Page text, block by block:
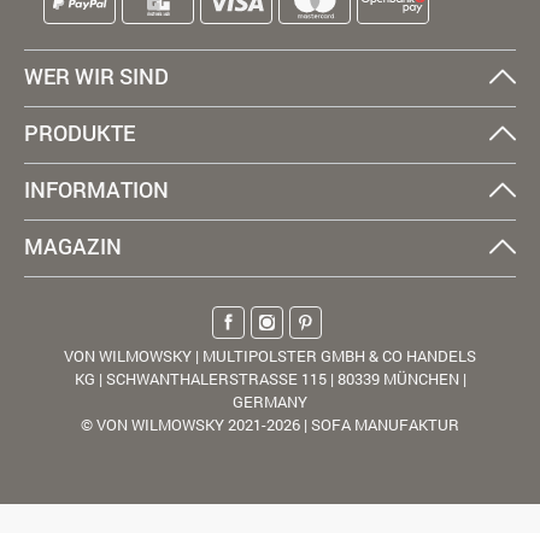
WER WIR SIND
PRODUKTE
INFORMATION
MAGAZIN
VON WILMOWSKY | MULTIPOLSTER GMBH & CO HANDELS
KG | SCHWANTHALERSTRASSE 115 | 80339 MÜNCHEN |
GERMANY
© VON WILMOWSKY 2021-2026 | SOFA MANUFAKTUR